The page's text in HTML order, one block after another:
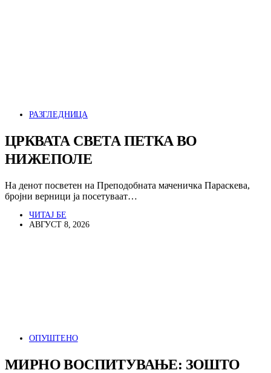
РАЗГЛЕДНИЦА
ЦРКВАТА СВЕТА ПЕТКА ВО
НИЖЕПОЛЕ
На денот посветен на Преподобната маченичка Параскева,
бројни верници ја посетуваат…
ЧИТАЈ БЕ
АВГУСТ 8, 2026
ОПУШТЕНО
МИРНО ВОСПИТУВАЊЕ: ЗОШТО